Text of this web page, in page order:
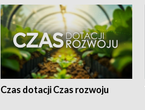
Czas dotacji Czas rozwoju